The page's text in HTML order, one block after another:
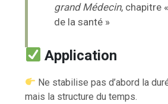
grand Médecin, chapitre
de la santé »
Application
Ne stabilise pas d’abord la
mais la structure du temps.